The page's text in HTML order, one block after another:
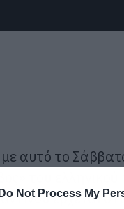
Do Not Process My
αυτό το
του ελληνικού
έρχεται